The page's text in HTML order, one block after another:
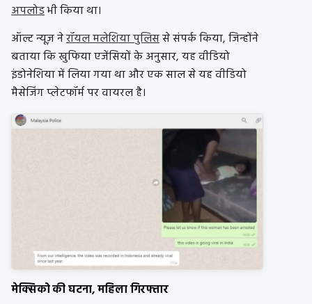
अपलोडभी किया था।
ऑल्ट न्यूज़ नेरॉयल मलेशिया पुलिससे संपर्क किया, जिन्होंने
बताया कि खुफिया एजेंसियों के अनुसार, यह वीडियो
इंडोनेशिया में लिया गया था और एक साल से यह वीडियो
मैसेजिंग प्लेटफॉर्म पर वायरल है।
मेक्सिको की घटना, महिला गिरफ्तार